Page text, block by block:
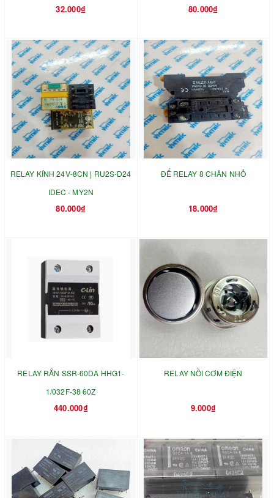
32.000₫ 80.000₫
RELAY KÍNH 24V-8CN | RU2S-D24
IDEC - MY2N
80.000₫
ĐẾ RELAY 8 CHÂN NHỎ
18.000₫
RELAY RẮN SSR-60DA HHG1-
1/032F-38 60Z
440.000₫
RELAY NỒI CƠM ĐIỆN
9.000₫